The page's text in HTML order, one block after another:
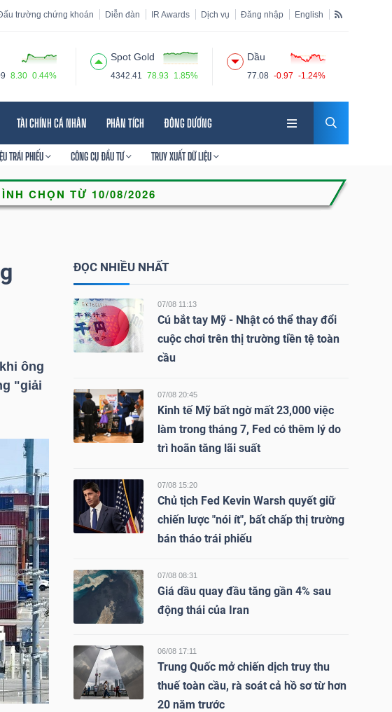
trường chứng khoán Diễn đàn IR Awards Dịch vụ Đăng nhập English
8.30 0.44%
Spot Gold
4342.41 78.93 1.85%
Dầu
77.08 -0.97 -1.24%
TÀI CHÍNH CÁ NHÂN PHÂN TÍCH ĐÔNG DƯƠNG
TRÁI PHIẾU CÔNG CỤ ĐẦU TƯ TRUY XUẤT DỮ LIỆU
ông
"giải
ĐỌC NHIỀU NHẤT
07/08 11:13
Cú bắt tay Mỹ - Nhật có thể thay đổi
cuộc chơi trên thị trường tiền tệ toàn
cầu
07/08 20:45
Kinh tế Mỹ bất ngờ mất 23,000 việc
làm trong tháng 7, Fed có thêm lý do
trì hoãn tăng lãi suất
07/08 15:20
Chủ tịch Fed Kevin Warsh quyết giữ
chiến lược "nói ít", bất chấp thị trường
bán tháo trái phiếu
07/08 08:31
Giá dầu quay đầu tăng gần 4% sau
động thái của Iran
06/08 17:11
Trung Quốc mở chiến dịch truy thu
thuế toàn cầu, rà soát cả hồ sơ từ hơn
20 năm trước